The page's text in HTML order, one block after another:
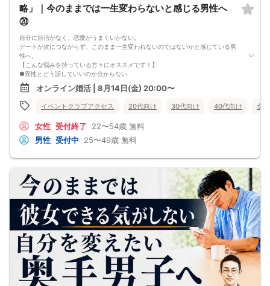
略」｜今のままでは一生変わらないと感じる男性へ
⑳
自分に自信がなく、恋愛がうまくいかない。
デートが次につながらず、このまま一生変われないのではないかと感じている男
性へ。
【こんな悩みを持っている方々にオススメです！】
●異性とどう話していいのか分からない
●婚活パーティー、合コンで上手くいかない
●デートやお見合いが２回目につながらない
●今のままでは一生変わらない気がする
●異性から断られると、自分の人格を否定されている気分になる
最短3ヶ月で彼女ができる可能性を高め、1年以内の結婚を目指すための
恋愛・婚活の具体的な方法をお伝えします。
【婚活戦略セミナーで得られるメリットは！】
●婚活パーティーやマッチングアプリで結果を出せるようになる
●異性とのコミュニケーションのポイントが理解できる
●好きになった女性との関係を続けられるようになる
まずは、異性が求めていることを理解し、
それを提供できる自分自身に変化していくことにより、
はじめて自分が好きな異性が自分を好きになってくれるようになり、
恋愛婚活が上手くいくようになります。
改善
異性が求めていることを理解し、
それを自然に伝えられる自分に変わることで、
好きな女性から選ばれるようになります。
婚活戦略セミナーでは、恋愛や婚活で悩む男性が
短期間で変化と成果を実感できる方法をお伝えします。
オンライン婚活 | 8月14日(金) 20:00〜
イベントクラブアクセス 20代向け 30代向け 40代向け 女
女性 受付終了 22〜54歳 無料
男性 受付中 25〜49歳 無料